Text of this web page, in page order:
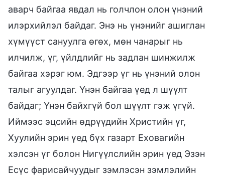
аварч байгаа явдал нь голчлон олон үнэний
илэрхийлэл байдаг. Энэ нь үнэнийг ашиглан
хүмүүст сануулга өгөх, мөн чанарыг нь
илчилж, үг, үйлдлийг нь задлан шинжилж
байгаа хэрэг юм. Эдгээр үг нь үнэний олон
талыг агуулдаг. Үнэн байгаа үед л шүүлт
байдаг; Үнэн байхгүй бол шүүлт гэж үгүй.
Иймээс эцсийн өдрүүдийн Христийн үг,
Хуулийн эрин үед бүх газарт Еховагийн
хэлсэн үг болон Нигүүлслийн эрин үед Эзэн
Есүс фарисайчуудыг зэмлэсэн зэмлэлийн